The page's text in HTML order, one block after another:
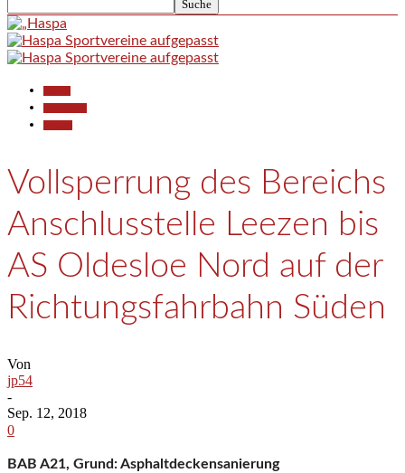
Vollsperrung des Bereichs
Anschlusstelle Leezen bis
AS Oldesloe Nord auf der
Richtungsfahrbahn Süden
Von
jp54
-
Sep. 12, 2018
0
BAB A21, Grund: Asphaltdeckensanierung